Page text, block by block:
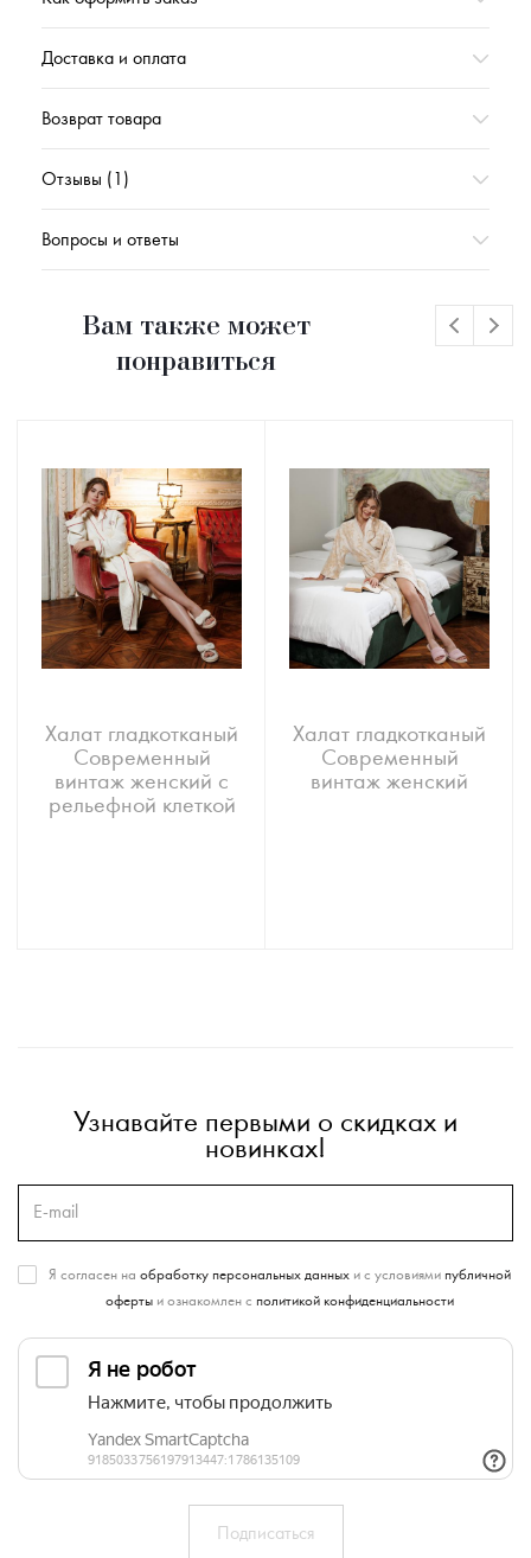
Доставка и оплата
Возврат товара
Отзывы (1)
Вопросы и ответы
Вам также может
понравиться
Халат гладкотканый
Современный
винтаж женский с
рельефной клеткой
Халат гладкотканый
Современный
винтаж женский
Узнавайте первыми о скидках и
новинках!
Я согласен на обработку персональных данныхи с условиями публичной
офертыи ознакомлен с политикой конфиденциальности